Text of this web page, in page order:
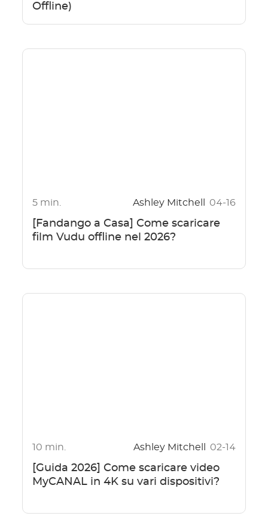
Offline)
5 min. Ashley Mitchell 04-16
[Fandango a Casa] Come scaricare
film Vudu offline nel 2026?
10 min. Ashley Mitchell 02-14
[Guida 2026] Come scaricare video
MyCANAL in 4K su vari dispositivi?